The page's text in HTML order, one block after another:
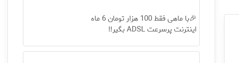
🎉با ماهی فقط 100 هزار تومان 6 ماه
اینترنت پرسرعت ADSL بگیر!!